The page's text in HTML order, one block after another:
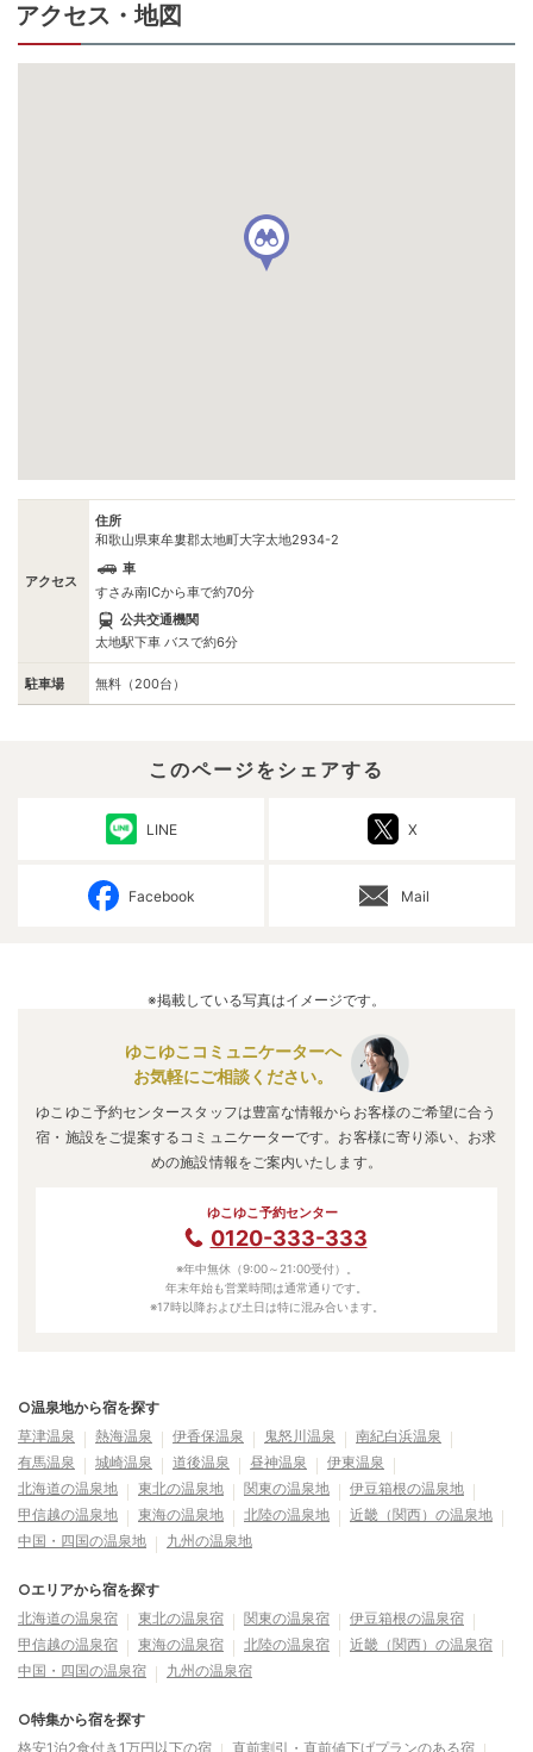
アクセス・地図
アクセス
住所
和歌山県東牟婁郡太地町大字太地2934-2
車
すさみ南ICから車で約70分
公共交通機関
太地駅下車 バスで約6分
駐車場 無料（200台）
このページをシェアする
LINE X
Facebook Mail
※掲載している写真はイメージです。
ゆこゆこコミュニケーターへ
お気軽にご相談ください。
ゆこゆこ予約センタースタッフは豊富な情報からお客様のご希望に合う
宿・施設をご提案するコミュニケーターです。お客様に寄り添い、お求
めの施設情報をご案内いたします。
ゆこゆこ予約センター
0120-333-333
※年中無休（9:00～21:00受付）。
年末年始も営業時間は通常通りです。
※17時以降および土日は特に混み合います。
○温泉地から宿を探す
草津温泉
熱海温泉 伊香保温泉 鬼怒川温泉
南紀白浜温泉
有馬温泉
城崎温泉 道後温泉 昼神温泉
伊東温泉
北海道の温泉地
東北の温泉地 関東の温泉地
伊豆箱根の温泉地
甲信越の温泉地
東海の温泉地 北陸の温泉地
近畿（関西）の温泉地
中国・四国の温泉地
九州の温泉地
○エリアから宿を探す
北海道の温泉宿
東北の温泉宿 関東の温泉宿
伊豆箱根の温泉宿
甲信越の温泉宿
東海の温泉宿 北陸の温泉宿
近畿（関西）の温泉宿
中国・四国の温泉宿
九州の温泉宿
○特集から宿を探す
格安1泊2食付き1万円以下の宿
直前割引・直前値下げプランのある宿